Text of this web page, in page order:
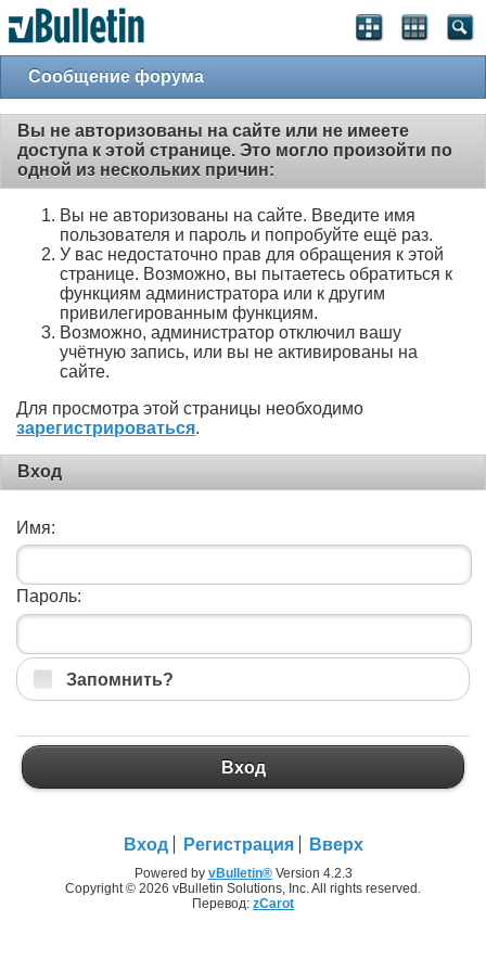
Сообщение форума
Вы не авторизованы на сайте или не имеете
доступа к этой странице. Это могло произойти по
одной из нескольких причин:
Вы не авторизованы на сайте. Введите имя
пользователя и пароль и попробуйте ещё раз.
У вас недостаточно прав для обращения к этой
странице. Возможно, вы пытаетесь обратиться к
функциям администратора или к другим
привилегированным функциям.
Возможно, администратор отключил вашу
учётную запись, или вы не активированы на
сайте.
Для просмотра этой страницы необходимо
зарегистрироваться.
Вход
Имя:
Пароль:
Запомнить?
Вход
Вход Регистрация Вверх
Powered by vBulletin®Version 4.2.3
Copyright © 2026 vBulletin Solutions, Inc. All rights reserved.
Перевод: zCarot